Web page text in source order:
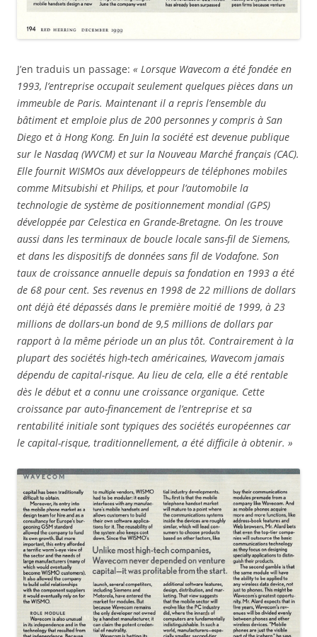
J’en traduis un passage: « Lorsque Wavecom a été fondée en
1993, l’entreprise occupait seulement quelques pièces dans un
immeuble de Paris. Maintenant il a repris l’ensemble du
bâtiment et emploie plus de 200 personnes y compris à San
Diego et à Hong Kong. En Juin la société est devenue publique
sur le Nasdaq (WVCM) et sur la Nouveau Marché français (CAC).
Elle fournit WISMOs aux développeurs de téléphones mobiles
comme Mitsubishi et Philips, et pour l’automobile la
technologie de système de positionnement mondial (GPS)
développée par Celestica en Grande-Bretagne. On les trouve
aussi dans les terminaux de boucle locale sans-fil de Siemens,
et dans les dispositifs de données sans fil de Vodafone. Son
taux de croissance annuelle depuis sa fondation en 1993 a été
de 68 pour cent. Ses revenus en 1998 de 22 millions de dollars
ont déjà été dépassés dans le première moitié de 1999, à 23
millions de dollars-un bond de 9,5 millions de dollars par
rapport à la même période un an plus tôt. Contrairement à la
plupart des sociétés high-tech américaines, Wavecom jamais
dépendu de capital-risque. Au lieu de cela, elle a été rentable
dès le début et a connu une croissance organique. Cette
croissance par auto-financement de l’entreprise et sa
rentabilité initiale sont typiques des sociétés européennes car
le capital-risque, traditionnellement, a été difficile à obtenir. »